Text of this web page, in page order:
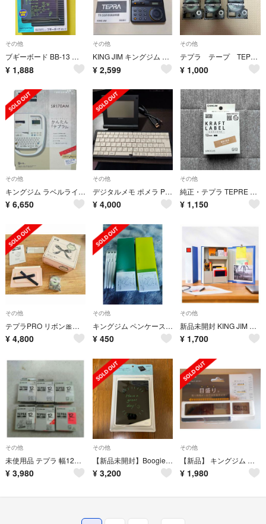
その他
ブギーボード BB-13 クロ
¥ 1,888
その他
KING JIM キングジム TR 55R テプラ レトロ 動作確認済
¥ 2,599
その他
テプラ テープ TEPRA キングジム
¥ 1,000
その他
キングジム ラベルライター テプラ PRO SR170AM ホワイト 家電 電化製品 【新品】 12602K6
¥ 6,650
その他
デジタルメモ ポメラ POMERA DM5 クールブラック(1台)
¥ 4,000
その他
純正・テプラ TEPRE クラフトラベル/クラフト紙・ベージュホワイトインク
¥ 1,150
その他
テプラPRO リボン🎀 〜未使用〜
¥ 4,800
その他
キングジム ペンケース フェイバリッツ 緑と黄色 2個組 他
¥ 450
その他
新品未開封 KING JIM キングファイル そっくり 収納ボックス 付録
¥ 1,700
その他
未使用品 テプラ 幅12mm テープカートリッジ 4色6本セット【送料無料】【メール便でお送りします】代引き不可
¥ 3,980
その他
【新品未開封】Boogie Board BB-17 シロ
¥ 3,200
その他
【新品】 キングジム ビジュアルバータイマー VBT10 -W 白
¥ 1,980